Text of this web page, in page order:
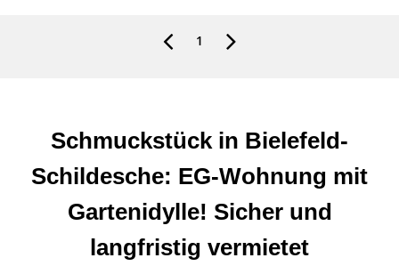
1
Schmuckstück in Bielefeld-
Schildesche: EG-Wohnung mit
Gartenidylle! Sicher und
langfristig vermietet